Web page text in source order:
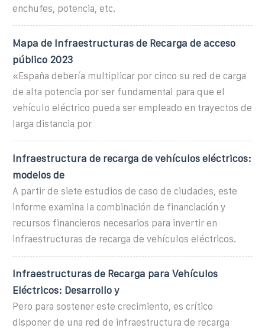
enchufes, potencia, etc.
Mapa de Infraestructuras de Recarga de acceso
público 2023
«España debería multiplicar por cinco su red de carga
de alta potencia por ser fundamental para que el
vehículo eléctrico pueda ser empleado en trayectos de
larga distancia por
Infraestructura de recarga de vehículos eléctricos:
modelos de
A partir de siete estudios de caso de ciudades, este
informe examina la combinación de financiación y
recursos financieros necesarios para invertir en
infraestructuras de recarga de vehículos eléctricos.
Infraestructuras de Recarga para Vehículos
Eléctricos: Desarrollo y
Pero para sostener este crecimiento, es crítico
disponer de una red de infraestructura de recarga